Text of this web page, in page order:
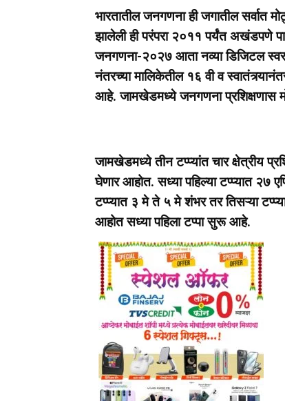
भारतातील जनगणना ही जगातील सर्वात
झालेली ही परंपरा २०११ पर्यंत
जनगणना-२०२७ आता नव्या डिजिटल
नंतरच्या मालिकेतील १६ वी व
आहे. जामखेडमध्ये जनगणना प्रशिक्षणास
जामखेडमध्ये तीन टप्प्यांत चार क्षेत्रीय
घेणार आहोत. सध्या पहिल्या टप्प्यात
टप्प्यात ३ मे ते ५ मे शंभर तर तिसऱ्या
आहोत सध्या पहिला टप्पा सुरू आहे.